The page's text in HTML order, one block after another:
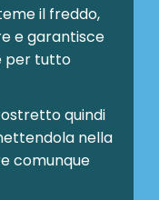
il freddo,
e garantisce
per tutto
quindi
nella
comunque